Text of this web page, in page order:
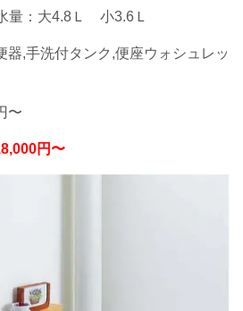
量：大4.8Ｌ 小3.6Ｌ
,手洗付タンク,便座ウォシュレッ
〜
円〜